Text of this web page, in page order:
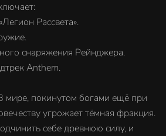
Рассвета».
снаряжения Рейнджера.
Anthem.
мире, покинутом богами ещё при
угрожает тёмная фракция.
себе древнюю силу, и